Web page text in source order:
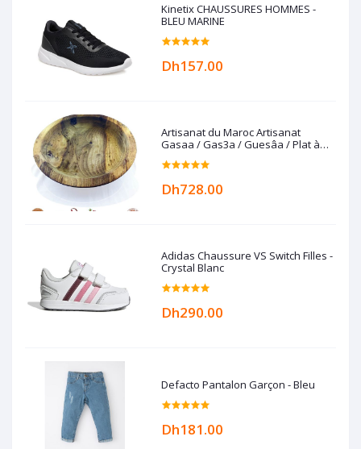
Kinetix CHAUSSURES HOMMES -
BLEU MARINE
Dh157.00
Artisanat du Maroc Artisanat
Gasaa / Gas3a / Guesâa / Plat à
couscous en Bois de noyer
Dh728.00
Adidas Chaussure VS Switch Filles -
Crystal Blanc
Dh290.00
Defacto Pantalon Garçon - Bleu
Dh181.00